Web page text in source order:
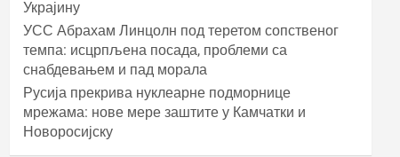
Украјину
УСС Абрахам Линцолн под теретом сопственог
темпа: исцрпљена посада, проблеми са
снабдевањем и пад морала
Русија прекрива нуклеарне подморнице
мрежама: нове мере заштите у Камчатки и
Новоросијску